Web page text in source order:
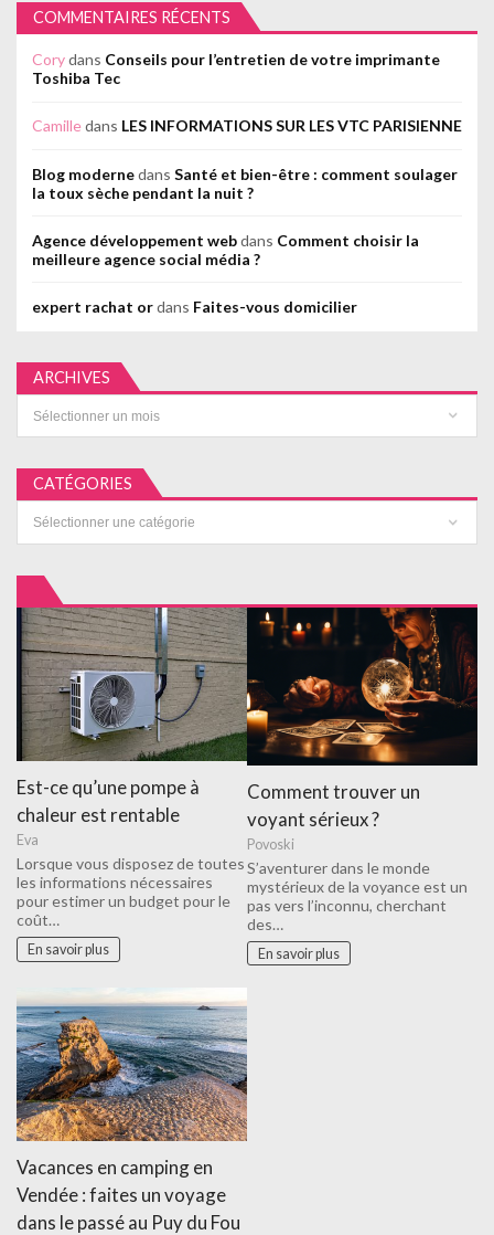
COMMENTAIRES RÉCENTS
Corydans Conseils pour l’entretien de votre imprimante
Toshiba Tec
Camilledans LES INFORMATIONS SUR LES VTC PARISIENNE
Blog modernedans Santé et bien-être : comment soulager
la toux sèche pendant la nuit ?
Agence développement webdans Comment choisir la
meilleure agence social média ?
expert rachat ordans Faites-vous domicilier
ARCHIVES
CATÉGORIES
Est-ce qu’une pompe à
chaleur est rentable
Eva
Lorsque vous disposez de toutes
les informations nécessaires
pour estimer un budget pour le
coût…
En savoir plus
Comment trouver un
voyant sérieux ?
Povoski
S’aventurer dans le monde
mystérieux de la voyance est un
pas vers l’inconnu, cherchant
des…
En savoir plus
Vacances en camping en
Vendée : faites un voyage
dans le passé au Puy du Fou